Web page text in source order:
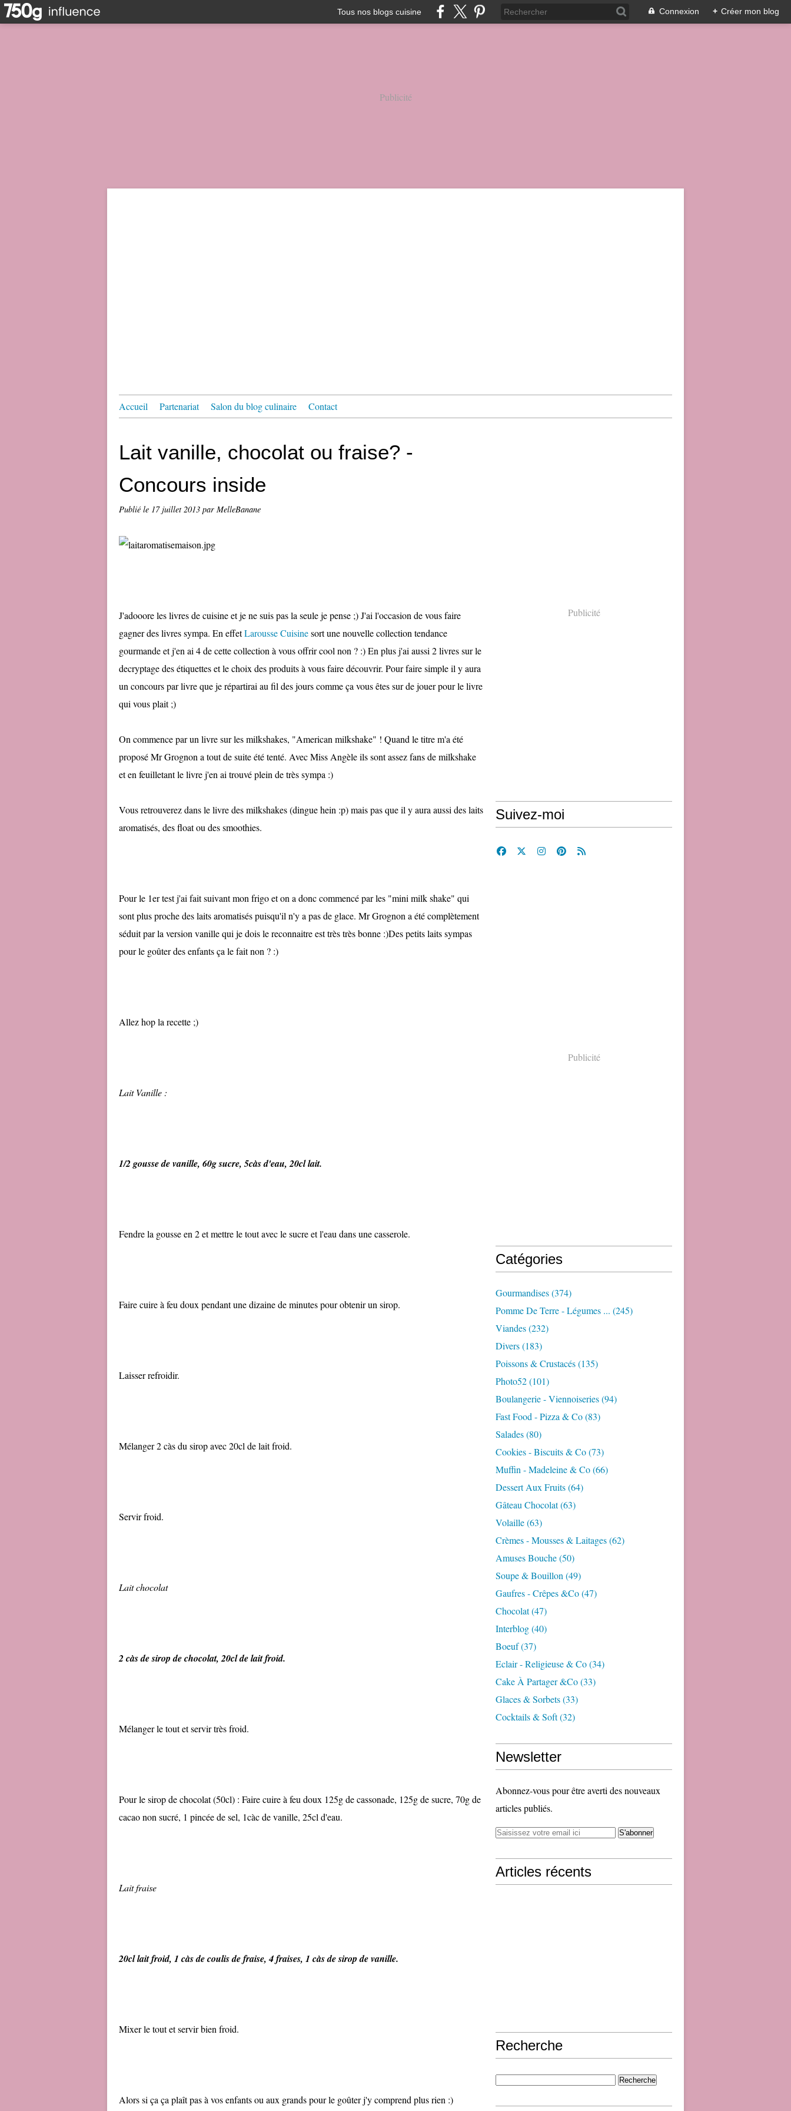
Tous nos blogs cuisine Connexion + Créer mon blog
Publicité
Accueil Partenariat Salon du blog culinaire Contact
Lait vanille, chocolat ou fraise? -
Concours inside
Publié le 17 juillet 2013 par MelleBanane
J'adooore les livres de cuisine et je ne suis pas la seule je pense ;) J'ai l'occasion de vous faire
gagner des livres sympa. En effetLarousse Cuisinesort une nouvelle collection tendance
gourmande et j'en ai 4 de cette collection à vous offrir cool non ? :) En plus j'ai aussi 2 livres sur le
decryptage des étiquettes et le choix des produits à vous faire découvrir. Pour faire simple il y aura
un concours par livre que je répartirai au fil des jours comme ça vous êtes sur de jouer pour le livre
qui vous plait ;)
On commence par un livre sur les milkshakes, "American milkshake" ! Quand le titre m'a été
proposé Mr Grognon a tout de suite été tenté. Avec Miss Angèle ils sont assez fans de milkshake
et en feuilletant le livre j'en ai trouvé plein de très sympa :)
Vous retrouverez dans le livre des milkshakes (dingue hein :p) mais pas que il y aura aussi des laits
aromatisés, des float ou des smoothies.
Pour le 1er test j'ai fait suivant mon frigo et on a donc commencé par les "mini milk shake" qui
sont plus proche des laits aromatisés puisqu'il n'y a pas de glace. Mr Grognon a été complètement
séduit par la version vanille qui je dois le reconnaitre est très très bonne :)Des petits laits sympas
pour le goûter des enfants ça le fait non ? :)
Allez hop la recette ;)
Lait Vanille :
1/2 gousse de vanille, 60g sucre, 5càs d'eau, 20cl lait.
Fendre la gousse en 2 et mettre le tout avec le sucre et l'eau dans une casserole.
Faire cuire à feu doux pendant une dizaine de minutes pour obtenir un sirop.
Laisser refroidir.
Mélanger 2 càs du sirop avec 20cl de lait froid.
Servir froid.
Lait chocolat
2 càs de sirop de chocolat, 20cl de lait froid.
Mélanger le tout et servir très froid.
Pour le sirop de chocolat (50cl) : Faire cuire à feu doux 125g de cassonade, 125g de sucre, 70g de
cacao non sucré, 1 pincée de sel, 1càc de vanille, 25cl d'eau.
Lait fraise
20cl lait froid, 1 càs de coulis de fraise, 4 fraises, 1 càs de sirop de vanille.
Mixer le tout et servir bien froid.
Alors si ça ça plaît pas à vos enfants ou aux grands pour le goûter j'y comprend plus rien :)
Publicité
Suivez-moi
Publicité
Catégories
Gourmandises(374)
Pomme De Terre - Légumes ... (245)
Viandes(232)
Divers(183)
Poissons & Crustacés(135)
Photo52(101)
Boulangerie - Viennoiseries(94)
Fast Food - Pizza & Co(83)
Salades(80)
Cookies - Biscuits & Co(73)
Muffin - Madeleine & Co(66)
Dessert Aux Fruits(64)
Gâteau Chocolat(63)
Volaille(63)
Crèmes - Mousses & Laitages(62)
Amuses Bouche(50)
Soupe & Bouillon (49)
Gaufres - Crêpes &co(47)
Chocolat(47)
Interblog(40)
Boeuf(37)
Eclair - Religieuse & Co(34)
Cake À Partager &co(33)
Glaces & Sorbets(33)
Cocktails & Soft(32)
Newsletter
Abonnez-vous pour être averti des nouveaux
articles publiés.
Articles récents
Recherche